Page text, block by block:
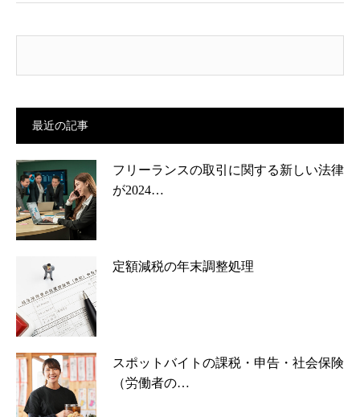
最近の記事
フリーランスの取引に関する新しい法律
が2024…
定額減税の年末調整処理
スポットバイトの課税・申告・社会保険
（労働者の…